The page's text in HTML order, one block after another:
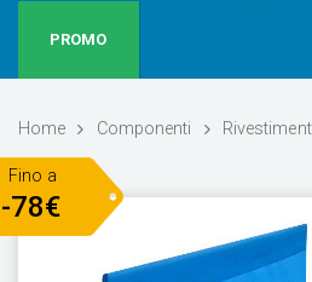
PROMO
Home Componenti
Fino a
-78€